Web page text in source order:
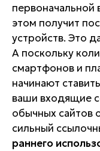
первоначальной
этом получит
устройств. Это
А поскольку
смартфонов и
начинают
ваши входящие
обычных сайтов
сильный
раннего